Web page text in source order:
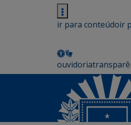
ir para conteúdoir
ouvidoria